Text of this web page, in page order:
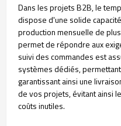
Dans les projets B2B, le
dispose d'une solide
production mensuelle de
permet de répondre aux
suivi des commandes est
systèmes dédiés,
garantissant ainsi une
de vos projets, évitant ainsi
coûts inutiles.